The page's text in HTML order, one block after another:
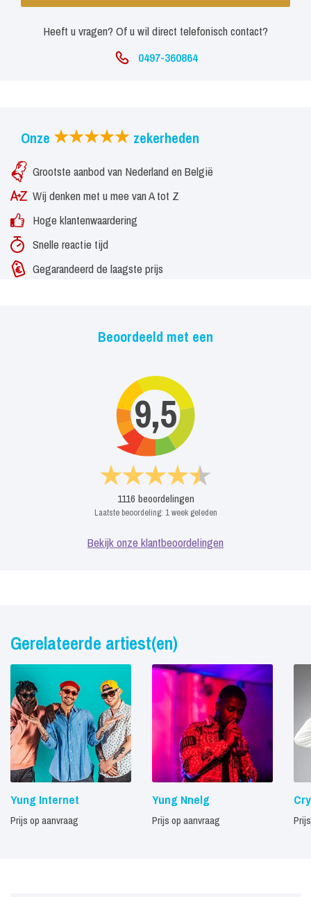
Heeft u vragen? Of u wil direct telefonisch contact?
0497-360864
Onze zekerheden
Grootste aanbod van Nederland en België
Wij denken met u mee van A tot Z
Hoge klantenwaardering
Snelle reactie tijd
Gegarandeerd de laagste prijs
Beoordeeld met een
9,5
1116 beoordelingen
Laatste beoordeling: 1 week geleden
Bekijk onze klantbeoordelingen
Gerelateerde artiest(en)
Yung Internet
Prijs op aanvraag
Yung Nnelg
Prijs op aanvraag
Cry